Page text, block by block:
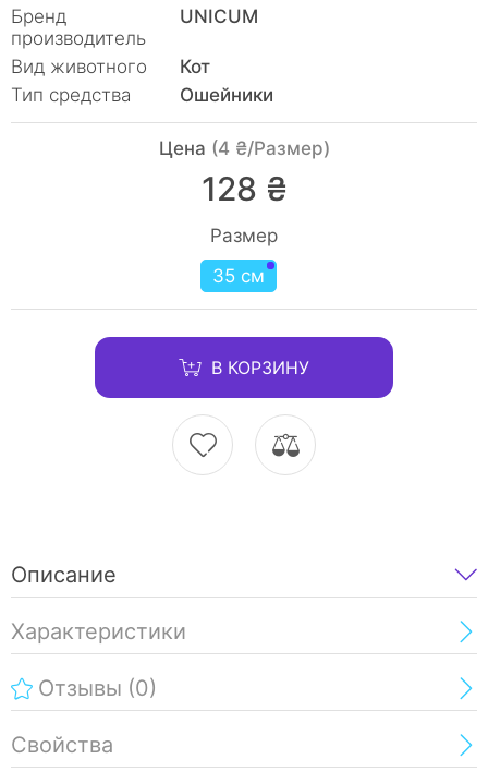
Бренд
производитель
UNICUM
Вид животного
Кот
Тип средства
Ошейники
Цена (4 ₴/Размер)
128 ₴
Размер
35 см
В КОРЗИНУ
Описание
Характеристики
Отзывы (0)
Свойства